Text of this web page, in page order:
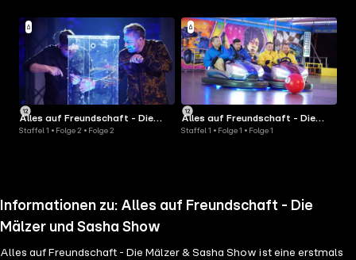
Alles auf Freundschaft - Die
Mälzer & Sasha Show
Staffel 1 • Folge 2 • Folge 2
Alles auf Freundschaft - Die
Mälzer & Sasha Show
Staffel 1 • Folge 1 • Folge 1
Informationen zu: Alles auf Freundschaft - Die
Mälzer und Sasha Show
Alles auf Freundschaft - Die Mälzer & Sasha Show ist eine erstmals